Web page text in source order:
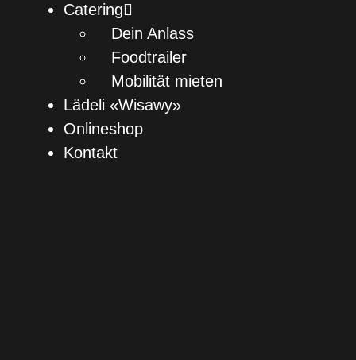
Catering
Dein Anlass
Foodtrailer
Mobilität mieten
Lädeli «Wisawy»
Onlineshop
Kontakt